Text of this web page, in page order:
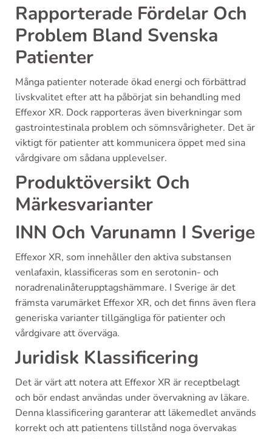
Rapporterade Fördelar Och
Problem Bland Svenska
Patienter
Många patienter noterade ökad energi och förbättrad
livskvalitet efter att ha påbörjat sin behandling med
Effexor XR. Dock rapporteras även biverkningar som
gastrointestinala problem och sömnsvårigheter. Det är
viktigt för patienter att kommunicera öppet med sina
vårdgivare om sådana upplevelser.
Produktöversikt Och
Märkesvarianter
INN Och Varunamn I Sverige
Effexor XR, som innehåller den aktiva substansen
venlafaxin, klassificeras som en serotonin- och
noradrenalinåterupptagshämmare. I Sverige är det
främsta varumärket Effexor XR, och det finns även flera
generiska varianter tillgängliga för patienter och
vårdgivare att överväga.
Juridisk Klassificering
Det är värt att notera att Effexor XR är receptbelagt
och bör endast användas under övervakning av läkare.
Denna klassificering garanterar att läkemedlet används
korrekt och att patientens tillstånd noga övervakas